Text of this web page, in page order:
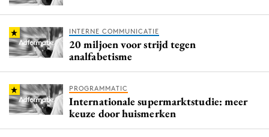
INTERNE COMMUNICATIE
20 miljoen voor strijd tegen
analfabetisme
PROGRAMMATIC
Internationale supermarktstudie: meer
keuze door huismerken